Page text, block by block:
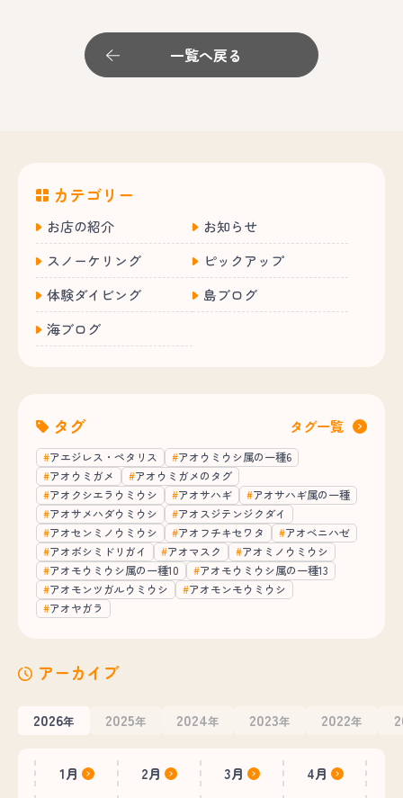
一覧へ戻る
カテゴリー
お店の紹介
お知らせ
スノーケリング
ピックアップ
体験ダイビング
島ブログ
海ブログ
タグ タグ一覧
アエジレス・ペタリス
アオウミウシ属の一種6
アオウミガメ
アオウミガメのタグ
アオクシエラウミウシ
アオサハギ
アオサハギ属の一種
アオサメハダウミウシ
アオスジテンジクダイ
アオセンミノウミウシ
アオフチキセワタ
アオベニハゼ
アオボシミドリガイ
アオマスク
アオミノウミウシ
アオモウミウシ属の一種10
アオモウミウシ属の一種13
アオモンツガルウミウシ
アオモンモウミウシ
アオヤガラ
アーカイブ
2026年 2025年 2024年 2023年 2022年
1月 2月 3月
4月